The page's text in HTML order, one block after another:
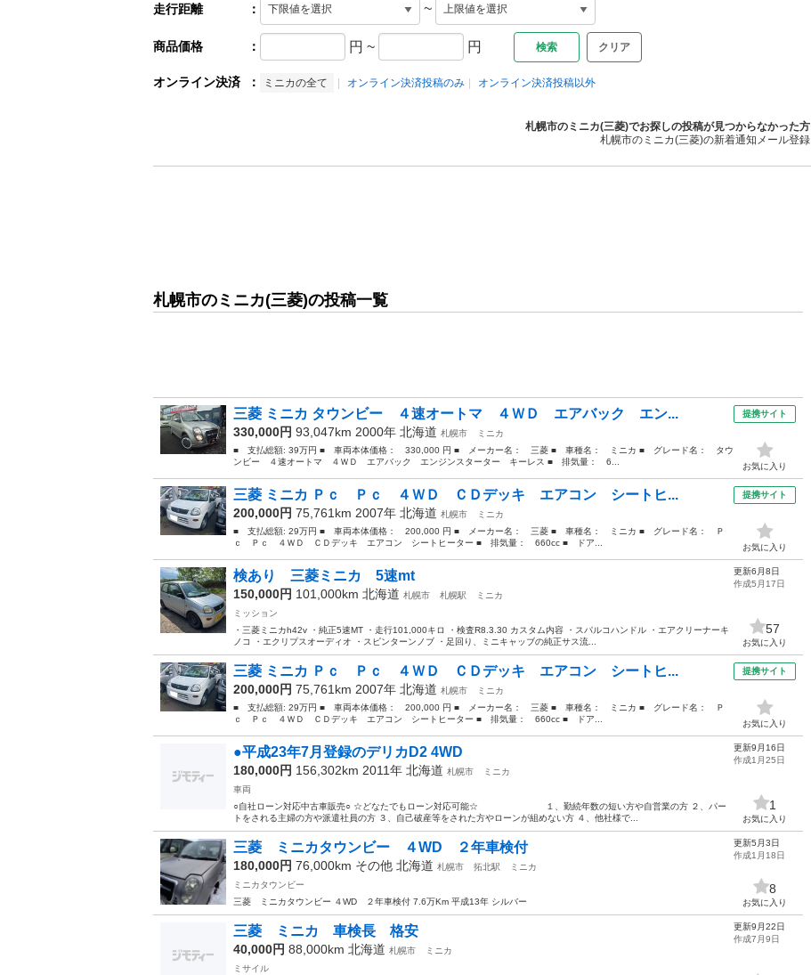
走行距離 ： ~
商品価格 ： 円 ~ 円 クリア
オンライン決済 ： ミニカの全て オンライン決済投稿のみ オンライン決済投稿以外
札幌市のミニカ(三菱)でお探しの投稿が見つからなかった方
札幌市のミニカ(三菱)の新着通知メール登録
札幌市のミニカ(三菱)の投稿一覧
三菱 ミニカ タウンビー ４速オートマ ４ＷＤ エアバック エン...
330,000円 93,047km 2000年 北海道 札幌市
ミニカ
■ 支払総額: 39万円 ■ 車両本体価格： 330,000 円 ■ メーカー名： 三菱 ■ 車種名： ミニカ ■ グレード名： タウ
ンビー ４速オートマ ４ＷＤ エアバック エンジンスターター キーレス ■ 排気量： 6...
提携サイト
お気に入り
三菱 ミニカ Ｐｃ Ｐｃ ４ＷＤ ＣＤデッキ エアコン シートヒ...
200,000円 75,761km 2007年 北海道 札幌市
ミニカ
■ 支払総額: 29万円 ■ 車両本体価格： 200,000 円 ■ メーカー名： 三菱 ■ 車種名： ミニカ ■ グレード名： Ｐ
ｃ Ｐｃ ４ＷＤ ＣＤデッキ エアコン シートヒーター ■ 排気量： 660cc ■ ドア...
提携サイト
お気に入り
検あり 三菱ミニカ 5速mt
150,000円 101,000km 北海道 札幌市 札幌駅
ミニカ
ミッション
・三菱ミニカh42v ・純正5速MT ・走行101,000キロ ・検査R8.3.30 カスタム内容 ・スパルコハンドル ・エアクリーナーキ
ノコ ・エクリプスオーディオ ・スピンターンノブ ・足回り、ミニキャッブの純正サス流...
更新6月8日
作成5月17日
57
お気に入り
三菱 ミニカ Ｐｃ Ｐｃ ４ＷＤ ＣＤデッキ エアコン シートヒ...
200,000円 75,761km 2007年 北海道 札幌市
ミニカ
■ 支払総額: 29万円 ■ 車両本体価格： 200,000 円 ■ メーカー名： 三菱 ■ 車種名： ミニカ ■ グレード名： Ｐ
ｃ Ｐｃ ４ＷＤ ＣＤデッキ エアコン シートヒーター ■ 排気量： 660cc ■ ドア...
提携サイト
お気に入り
●平成23年7月登録のデリカD2 4WD
180,000円 156,302km 2011年 北海道 札幌市
ミニカ
車両
○自社ローン対応中古車販売○ ☆どなたでもローン対応可能☆ １、勤続年数の短い方や自営業の方 ２、パー
トをされる主婦の方や派遣社員の方 ３、自己破産等をされた方やローンが組めない方 ４、他社様で...
更新9月16日
作成1月25日
1
お気に入り
三菱 ミニカタウンビー ４WD ２年車検付
180,000円 76,000km その他 北海道 札幌市 拓北駅
ミニカ
ミニカタウンビー
三菱 ミニカタウンビー ４WD ２年車検付 7.6万Km 平成13年 シルバー
更新5月3日
作成1月18日
8
お気に入り
三菱 ミニカ 車検長 格安
40,000円 88,000km 北海道 札幌市
ミニカ
ミサイル
更新9月22日
作成7月9日